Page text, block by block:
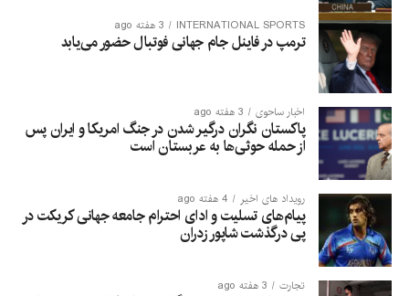
INTERNATIONAL SPORTS 3 هفته ago
ترمپ در فاینل جام جهانی فوتبال حضور می‌یابد
اخبار ساحوی 3 هفته ago
پاکستان نگران درگیر شدن در جنگ امریکا و ایران پس
از حمله حوثی‌ها به عربستان است
رویداد های اخیر 4 هفته ago
پیام‌های تسلیت و ادای احترام جامعه جهانی کریکت در
پی درگذشت شاپور زدران
تجارت 3 هفته ago